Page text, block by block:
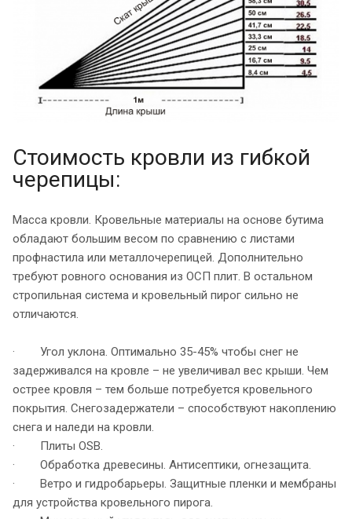
Стоимость кровли из гибкой
черепицы:
Масса кровли. Кровельные материалы на основе бутима
обладают большим весом по сравнению с листами
профнастила или металлочерепицей. Дополнительно
требуют ровного основания из ОСП плит. В остальном
стропильная система и кровельный пирог сильно не
отличаются.
· Угол уклона. Оптимально 35-45% чтобы снег не
задерживался на кровле – не увеличивал вес крыши. Чем
острее кровля – тем больше потребуется кровельного
покрытия. Снегозадержатели – способствуют накоплению
снега и наледи на кровли.
· Плиты OSB.
· Обработка древесины. Антисептики, огнезащита.
· Ветро и гидробарьеры. Защитные пленки и мембраны
для устройства кровельного пирога.